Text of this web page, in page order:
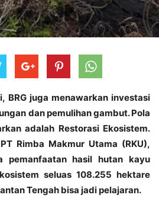
BRG juga menawarkan investasi
dan pemulihan gambut. Pola
adalah Restorasi Ekosistem.
Rimba Makmur Utama (RKU),
pemanfaatan hasil hutan kayu
seluas 108.255 hektare
Tengah bisa jadi pelajaran.